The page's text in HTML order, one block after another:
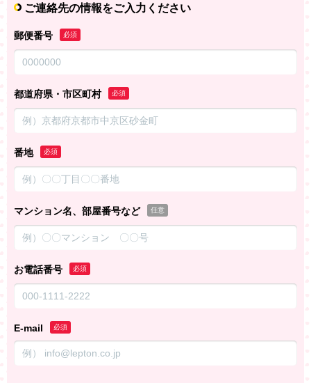
ご連絡先の情報をご入力ください
郵便番号 必須
都道府県・市区町村 必須
番地 必須
マンション名、部屋番号など 任意
お電話番号 必須
E-mail 必須